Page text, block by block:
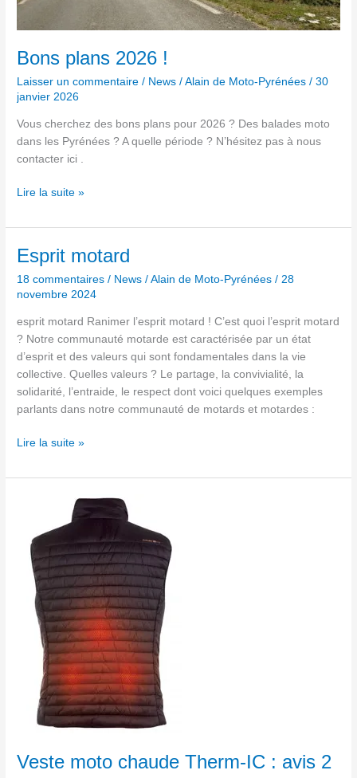
Bons plans 2026 !
Laisser un commentaire / News /Alain de Moto-Pyrénées/30
janvier 2026
Vous cherchez des bons plans pour 2026 ? Des balades moto
dans les Pyrénées ? A quelle période ? N’hésitez pas à nous
contacter ici .
Lire la suite »
Esprit motard
18 commentaires / News /Alain de Moto-Pyrénées/ 28
novembre 2024
esprit motard Ranimer l’esprit motard ! C’est quoi l’esprit motard
? Notre communauté motarde est caractérisée par un état
d’esprit et des valeurs qui sont fondamentales dans la vie
collective. Quelles valeurs ? Le partage, la convivialité, la
solidarité, l’entraide, le respect dont voici quelques exemples
parlants dans notre communauté de motards et motardes :
Esprit
motard
Lire la suite »
Veste moto chaude Therm-IC : avis 2
chaude
Therm-
avis